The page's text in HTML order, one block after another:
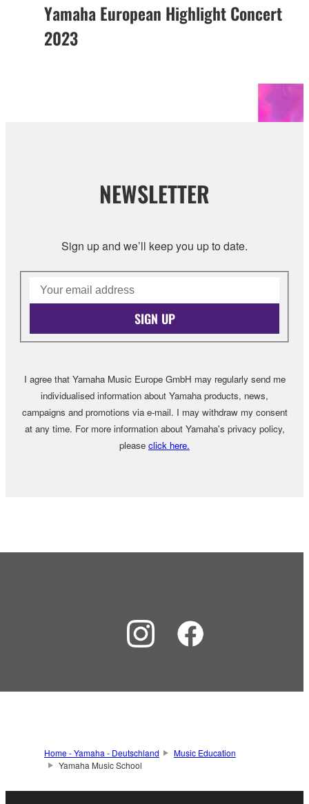
Yamaha European Highlight Concert
2023
NEWSLETTER
Sign up and we’ll keep you up to date.
SIGN UP
I agree that Yamaha Music Europe GmbH may regularly send me
individualised information about Yamaha products, news,
campaigns and promotions via e-mail. I may withdraw my consent
at any time. For more information about Yamaha's privacy policy,
please click here.
Home - Yamaha - Deutschland
Music Education
Yamaha Music School